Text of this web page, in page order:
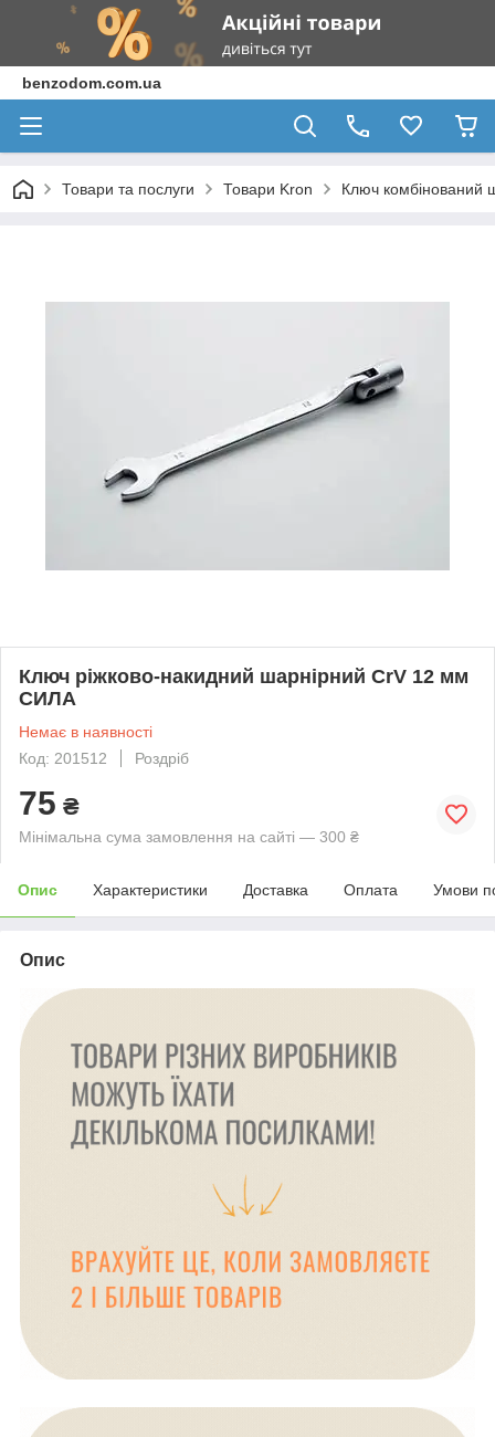
benzodom.com.ua
Товари та послуги Товари Kron Ключ комбінований
Ключ ріжково-накидний шарнірний CrV 12 мм
СИЛА
Немає в наявності
Код: 201512
Роздріб
75 ₴
Мінімальна сума замовлення на сайті — 300 ₴
Опис Характеристики Доставка Оплата Умови
Опис